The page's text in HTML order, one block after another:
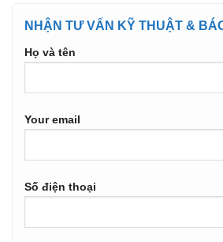
NHẬN TƯ VẤN KỸ THUẬT &
Họ và tên
Your email
Số điện thoại